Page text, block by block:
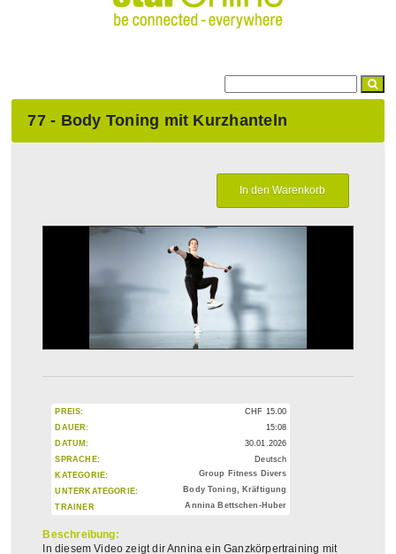
77 - Body Toning mit Kurzhanteln
PREIS: 15.00
CHF
DAUER:
15:08
DATUM:
30.01.2026
SPRACHE:
Deutsch
KATEGORIE:
Group Fitness Divers
UNTERKATEGORIE:
Body Toning, Kräftigung
TRAINER
Annina Bettschen-Huber
Beschreibung:
In diesem Video zeigt dir Annina ein Ganzkörpertraining mit